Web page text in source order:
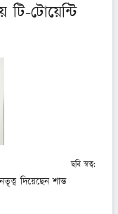
টি-টোয়েন্টি
ছবি স্বত্ব:
দিয়েছেন শান্ত